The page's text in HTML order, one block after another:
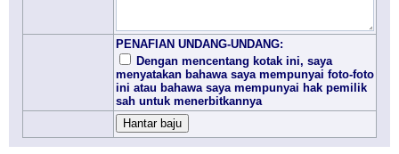
PENAFIAN UNDANG-UNDANG:
Dengan mencentang kotak ini, saya
menyatakan bahawa saya mempunyai foto-foto
ini atau bahawa saya mempunyai hak pemilik
sah untuk menerbitkannya